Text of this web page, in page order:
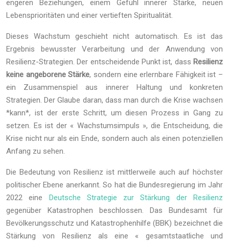
engeren Beziehungen, einem Gefühl innerer Stärke, neuen
Lebensprioritäten und einer vertieften Spiritualität.
Dieses Wachstum geschieht nicht automatisch. Es ist das
Ergebnis bewusster Verarbeitung und der Anwendung von
Resilienz-Strategien. Der entscheidende Punkt ist, dass Resilienz
keine angeborene Stärke, sondern eine erlernbare Fähigkeit ist –
ein Zusammenspiel aus innerer Haltung und konkreten
Strategien. Der Glaube daran, dass man durch die Krise wachsen
*kann*, ist der erste Schritt, um diesen Prozess in Gang zu
setzen. Es ist der « Wachstumsimpuls », die Entscheidung, die
Krise nicht nur als ein Ende, sondern auch als einen potenziellen
Anfang zu sehen.
Die Bedeutung von Resilienz ist mittlerweile auch auf höchster
politischer Ebene anerkannt. So hat die Bundesregierung im Jahr
2022 eine Deutsche Strategie zur Stärkung der Resilienz
gegenüber Katastrophen beschlossen. Das Bundesamt für
Bevölkerungsschutz und Katastrophenhilfe (BBK) bezeichnet die
Stärkung von Resilienz als eine « gesamtstaatliche und